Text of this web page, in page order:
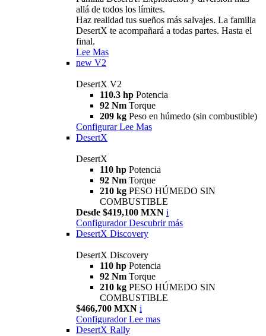
allá de todos los límites.
Haz realidad tus sueños más salvajes. La familia
DesertX te acompañará a todas partes. Hasta el
final.
Lee Mas
new V2
DesertX V2
110.3 hp Potencia
92 Nm Torque
209 kg Peso en húmedo (sin combustible)
Configurar Lee Mas
DesertX
DesertX
110 hp Potencia
92 Nm Torque
210 kg PESO HÚMEDO SIN
COMBUSTIBLE
Desde $419,100 MXN i
Configurador Descubrir más
DesertX Discovery
DesertX Discovery
110 hp Potencia
92 Nm Torque
210 kg PESO HÚMEDO SIN
COMBUSTIBLE
$466,700 MXN i
Configurador Lee mas
DesertX Rally